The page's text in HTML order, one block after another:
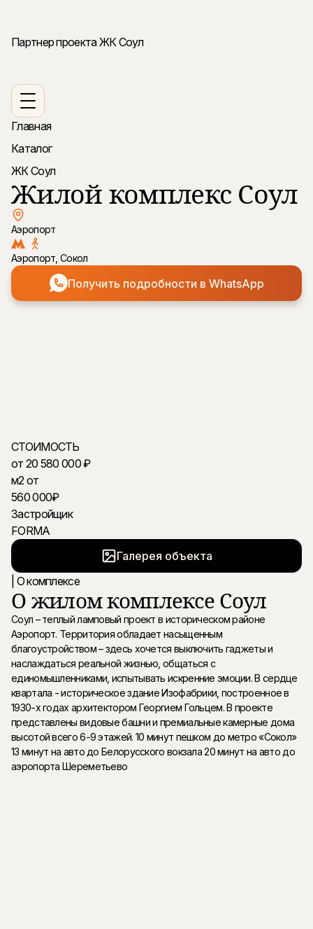
Партнер проекта ЖК Соул
Главная
Каталог
ЖК Соул
Жилой комплекс Соул
Аэропорт
Аэропорт, Сокол
Получить подробности в WhatsApp
СТОИМОСТЬ
от 20 580 000 ₽
м2 от
560 000₽
Застройщик
FORMA
Галерея объекта
| О комплексе
О жилом комплексе Соул
Соул – теплый ламповый проект в историческом районе
Аэропорт. Территория обладает насыщенным
благоустройством – здесь хочется выключить гаджеты и
наслаждаться реальной жизнью, общаться с
единомышленниками, испытывать искренние эмоции. В сердце
квартала - историческое здание Изофабрики, построенное в
1930-х годах архитектором Георгием Гольцем. В проекте
представлены видовые башни и премиальные камерные дома
высотой всего 6-9 этажей. 10 минут пешком до метро «Сокол»
13 минут на авто до Белорусского вокзала 20 минут на авто до
аэропорта Шереметьево